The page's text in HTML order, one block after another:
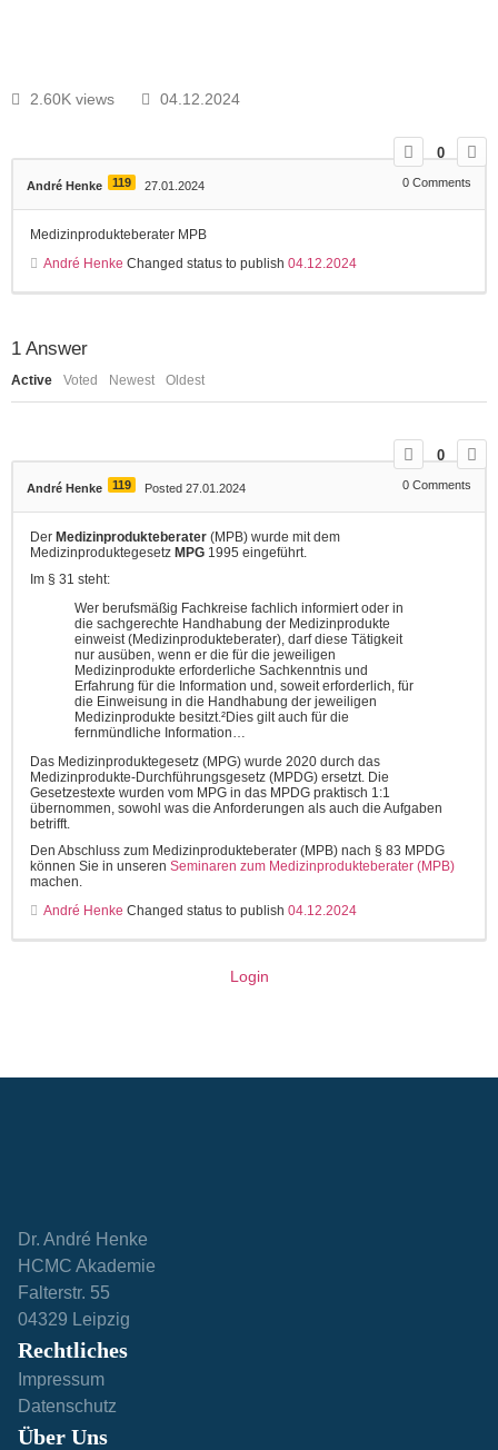
2.60K views 04.12.2024
0
André Henke 119 27.01.2024 0 Comments
Medizinprodukteberater MPB
André Henke Changed status to publish 04.12.2024
1 Answer
Active Voted Newest Oldest
0
André Henke 119 Posted 27.01.2024 0 Comments
Der Medizinprodukteberater (MPB) wurde mit dem
Medizinproduktegesetz MPG 1995 eingeführt.
Im § 31 steht:
Wer berufsmäßig Fachkreise fachlich informiert oder in
die sachgerechte Handhabung der Medizinprodukte
einweist (Medizinprodukteberater), darf diese Tätigkeit
nur ausüben, wenn er die für die jeweiligen
Medizinprodukte erforderliche Sachkenntnis und
Erfahrung für die Information und, soweit erforderlich, für
die Einweisung in die Handhabung der jeweiligen
Medizinprodukte besitzt. ²Dies gilt auch für die
fernmündliche Information…
Das Medizinproduktegesetz (MPG) wurde 2020 durch das
Medizinprodukte-Durchführungsgesetz (MPDG) ersetzt. Die
Gesetzestexte wurden vom MPG in das MPDG praktisch 1:1
übernommen, sowohl was die Anforderungen als auch die Aufgaben
betrifft.
Den Abschluss zum Medizinprodukteberater (MPB) nach § 83 MPDG
können Sie in unseren Seminaren zum Medizinprodukteberater (MPB)
machen.
André Henke Changed status to publish 04.12.2024
Login
Dr. André Henke
HCMC Akademie
Falterstr. 55
04329 Leipzig
Rechtliches
Impressum
Datenschutz
Über Uns